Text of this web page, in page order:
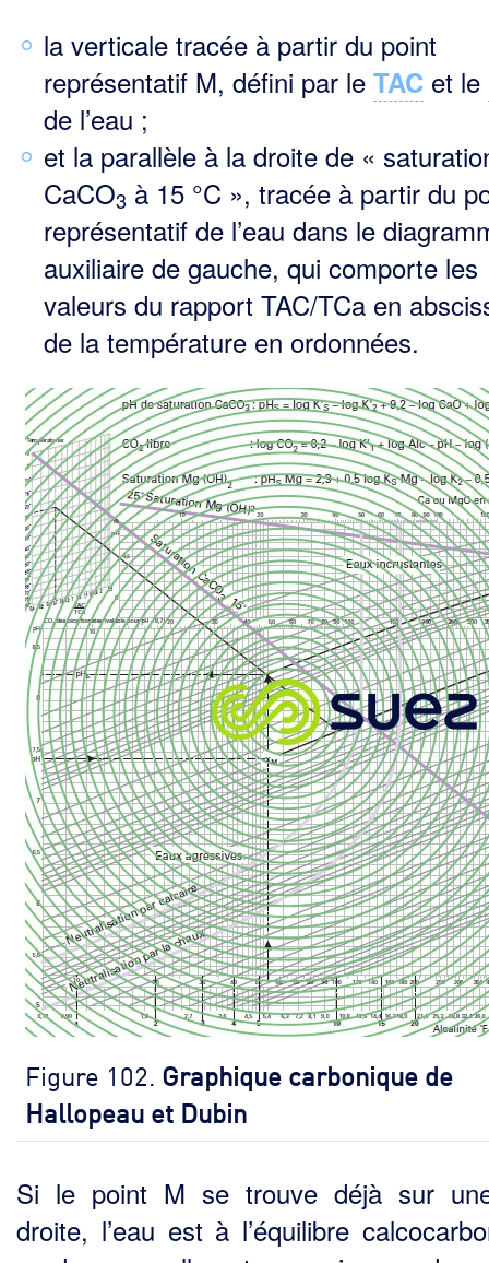
la verticale tracée à partir du point
représentatif M, défini par le TAC et le
de l’eau ;
et la parallèle à la droite de «
CaCO3 à 15 °C », tracée à partir du
représentatif de l’eau dans le
auxiliaire de gauche, qui comporte les
valeurs du rapport TAC/TCa en
de la température en ordonnées.
Figure 102. Graphique carbonique de
Hallopeau et Dubin
Si le point M se trouve déjà sur
droite, l’eau est à l’équilibre